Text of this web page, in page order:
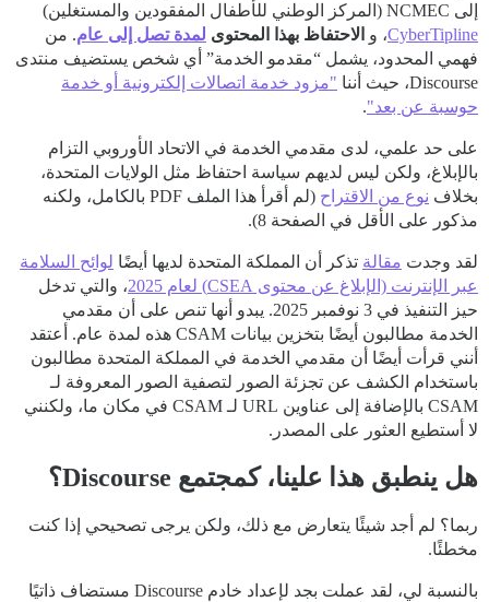
إلى NCMEC (المركز الوطني للأطفال المفقودين والمستغلين)
CyberTipline، و الاحتفاظ بهذا المحتوى لمدة تصل إلى عام. من
فهمي المحدود، يشمل “مقدمو الخدمة” أي شخص يستضيف منتدى
Discourse، حيث أننا
"مزود خدمة اتصالات إلكترونية أو خدمة
حوسبة عن بعد".
على حد علمي، لدى مقدمي الخدمة في الاتحاد الأوروبي التزام
بالإبلاغ، ولكن ليس لديهم سياسة احتفاظ مثل الولايات المتحدة،
بخلاف نوع من الاقتراح
(لم أقرأ هذا الملف PDF بالكامل، ولكنه
مذكور على الأقل في الصفحة 8).
لقد وجدت مقالة تذكر أن المملكة المتحدة لديها أيضًا لوائح السلامة
عبر الإنترنت (الإبلاغ عن محتوى CSEA) لعام 2025
، والتي تدخل
حيز التنفيذ في 3 نوفمبر 2025. يبدو أنها تنص على أن مقدمي
الخدمة مطالبون أيضًا بتخزين بيانات CSAM هذه لمدة عام. أعتقد
أنني قرأت أيضًا أن مقدمي الخدمة في المملكة المتحدة مطالبون
باستخدام الكشف عن تجزئة الصور لتصفية الصور المعروفة لـ
CSAM بالإضافة إلى عناوين URL لـ CSAM في مكان ما، ولكنني
لا أستطيع العثور على المصدر.
هل ينطبق هذا علينا، كمجتمع Discourse؟
ربما؟ لم أجد شيئًا يتعارض مع ذلك، ولكن يرجى تصحيحي إذا كنت
مخطئًا.
بالنسبة لي، لقد عملت بجد لإعداد خادم Discourse مستضاف ذاتيًا